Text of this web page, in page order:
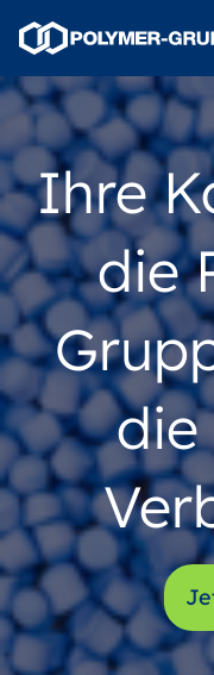
Ihre
die